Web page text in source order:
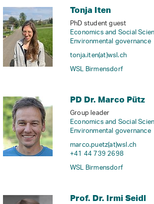
Tonja Iten
PhD student guest
Economics and Social
Environmental governance
tonja.iten(at)wsl.ch
WSL Birmensdorf
PD Dr. Marco Pütz
Group leader
Economics and Social
Environmental governance
marco.puetz(at)wsl.ch
+41 44 739 2698
WSL Birmensdorf
Prof. Dr. Irmi Seidl